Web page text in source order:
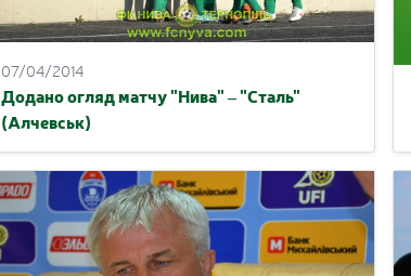
07/04/2014
Додано огляд матчу "Нива" – "Сталь"
(Алчевськ)